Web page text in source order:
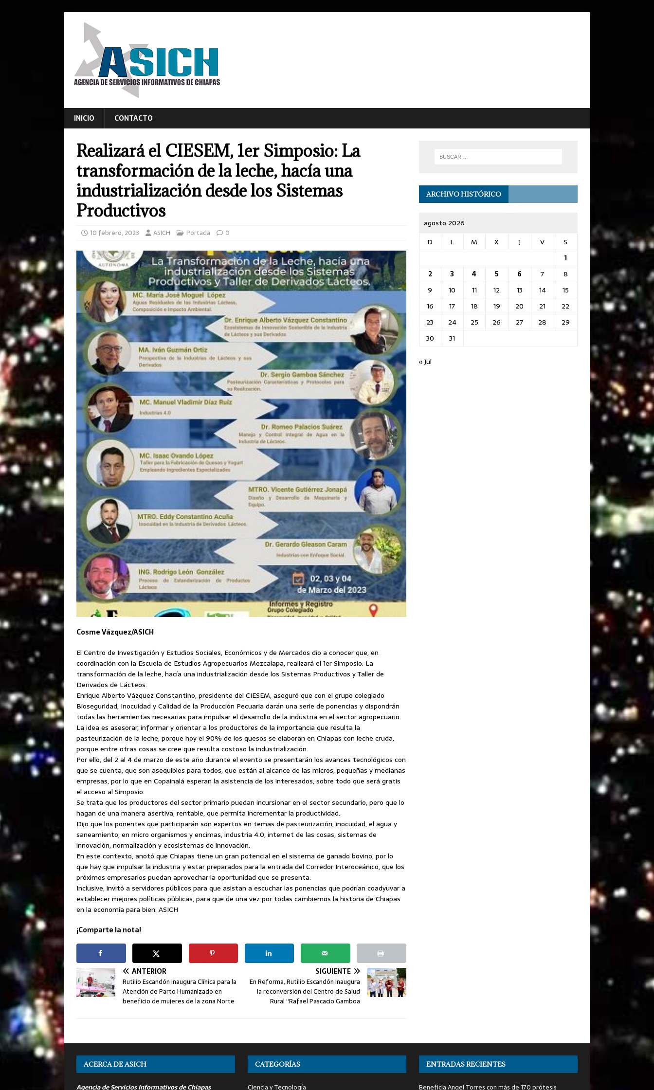
INICIO CONTACTO
Realizará el CIESEM, 1er Simposio: La
transformación de la leche, hacía una
industrialización desde los Sistemas
Productivos
10 febrero, 2023 ASICH Portada 0
Cosme Vázquez/ASICH
El Centro de Investigación y Estudios Sociales, Económicos y de Mercados dio a conocer que, en
coordinación con la Escuela de Estudios Agropecuarios Mezcalapa, realizará el 1er Simposio: La
transformación de la leche, hacía una industrialización desde los Sistemas Productivos y Taller de
Derivados de Lácteos.
Enrique Alberto Vázquez Constantino, presidente del CIESEM, aseguró que con el grupo colegiado
Bioseguridad, Inocuidad y Calidad de la Producción Pecuaria darán una serie de ponencias y dispondrán
todas las herramientas necesarias para impulsar el desarrollo de la industria en el sector agropecuario.
La idea es asesorar, informar y orientar a los productores de la importancia que resulta la
pasteurización de la leche, porque hoy el 90% de los quesos se elaboran en Chiapas con leche cruda,
porque entre otras cosas se cree que resulta costoso la industrialización.
Por ello, del 2 al 4 de marzo de este año durante el evento se presentarán los avances tecnológicos con
que se cuenta, que son asequibles para todos, que están al alcance de las micros, pequeñas y medianas
empresas, por lo que en Copainalá esperan la asistencia de los interesados, sobre todo que será gratis
el acceso al Simposio.
Se trata que los productores del sector primario puedan incursionar en el sector secundario, pero que lo
hagan de una manera asertiva, rentable, que permita incrementar la productividad.
Dijo que los ponentes que participarán son expertos en temas de pasteurización, inocuidad, el agua y
saneamiento, en micro organismos y encimas, industria 4.0, internet de las cosas, sistemas de
innovación, normalización y ecosistemas de innovación.
En este contexto, anotó que Chiapas tiene un gran potencial en el sistema de ganado bovino, por lo
que hay que impulsar la industria y estar preparados para la entrada del Corredor Interoceánico, que los
próximos empresarios puedan aprovechar la oportunidad que se presenta.
Inclusive, invitó a servidores públicos para que asistan a escuchar las ponencias que podrían coadyuvar a
establecer mejores políticas públicas, para que de una vez por todas cambiemos la historia de Chiapas
en la economía para bien. ASICH
¡Comparte la nota!
ANTERIOR
Rutilio Escandón inaugura Clínica para la
Atención de Parto Humanizado en
beneficio de mujeres de la zona Norte
SIGUIENTE
En Reforma, Rutilio Escandón inaugura
la reconversión del Centro de Salud
Rural “Rafael Pascacio Gamboa
ARCHIVO HISTÓRICO
agosto 2026
D
L M X J V
S
1
2
3 4 5 6 7
8
9
10 11 12 13 14
15
16
17 18 19 20 21
22
23
24 25 26 27 28
29
30
31
« Jul
ACERCA DE ASICH
Agencia de Servicios Informativos de Chiapas
CATEGORÍAS
Ciencia y Tecnología
ENTRADAS RECIENTES
Beneficia Angel Torres con más de 170 prótesis